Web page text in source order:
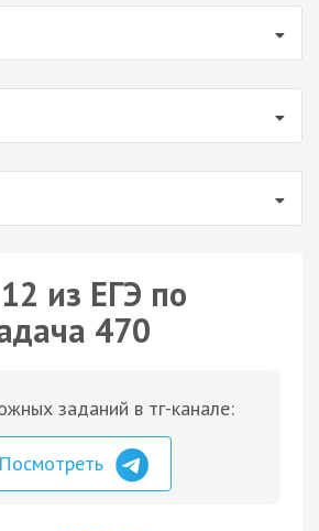
из ЕГЭ по
470
заданий в тг-канале:
Посмотреть